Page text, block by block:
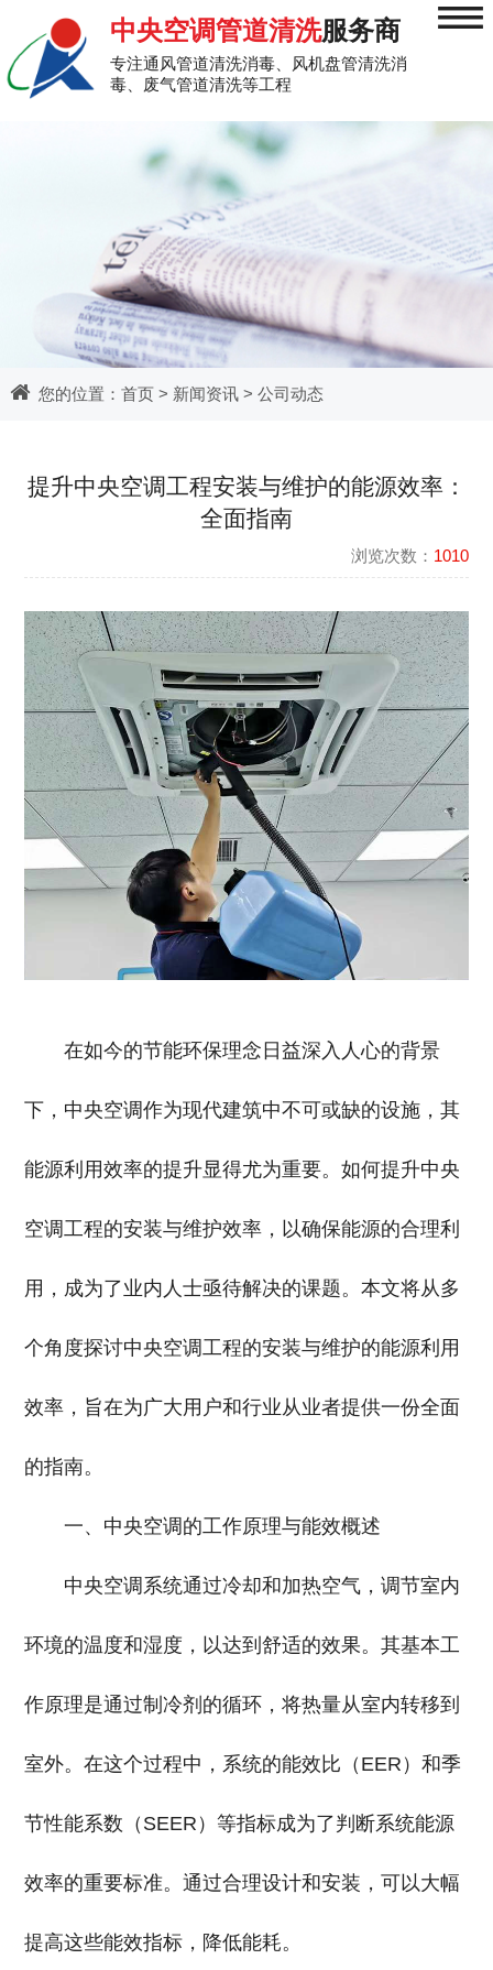
中央空调管道清洗服务商
专注通风管道清洗消毒、风机盘管清洗消
毒、废气管道清洗等工程
≡
您的位置： 首页> 新闻资讯 > 公司动态
提升中央空调工程安装与维护的能源效率：
全面指南
浏览次数： 1010
在如今的节能环保理念日益深入人心的背景
下，中央空调作为现代建筑中不可或缺的设施，其
能源利用效率的提升显得尤为重要。如何提升中央
空调工程的安装与维护效率，以确保能源的合理利
用，成为了业内人士亟待解决的课题。本文将从多
个角度探讨中央空调工程的安装与维护的能源利用
效率，旨在为广大用户和行业从业者提供一份全面
的指南。
一、中央空调的工作原理与能效概述
中央空调系统通过冷却和加热空气，调节室内
环境的温度和湿度，以达到舒适的效果。其基本工
作原理是通过制冷剂的循环，将热量从室内转移到
室外。在这个过程中，系统的能效比（EER）和季
节性能系数（SEER）等指标成为了判断系统能源
效率的重要标准。通过合理设计和安装，可以大幅
提高这些能效指标，降低能耗。